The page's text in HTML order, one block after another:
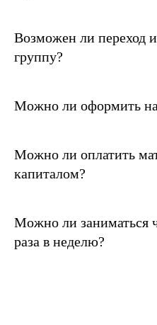
Возможен ли переход
группу?
Можно ли оформить
Можно ли оплатить
капиталом?
Можно ли заниматься
раза в неделю?